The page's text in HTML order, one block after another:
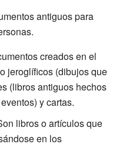
antiguos para
creados en el
jeroglíficos (dibujos que
(libros antiguos hechos
y cartas.
libros o artículos que
en los